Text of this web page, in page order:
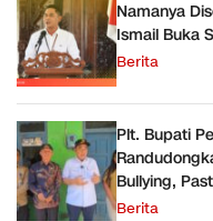
Namanya
Ismail Buka
Berita
Plt. Bupati
Bullying,
Berita